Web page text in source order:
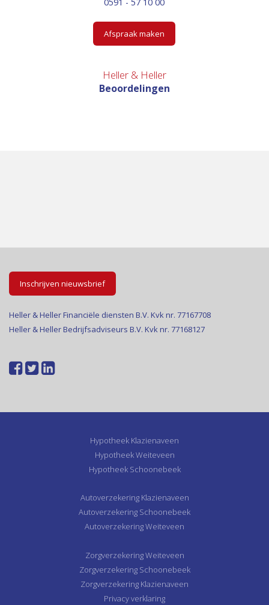
Afspraak maken
Heller & Heller
Beoordelingen
Inschrijven nieuwsbrief
Heller & Heller Financiële diensten B.V. Kvk nr. 77167708
Heller & Heller Bedrijfsadviseurs B.V. Kvk nr. 77168127
Hypotheek Klazienaveen
Hypotheek Weiteveen
Hypotheek Schoonebeek
Autoverzekering Klazienaveen
Autoverzekering Schoonebeek
Autoverzekering Weiteveen
Zorgverzekering Weiteveen
Zorgverzekering Schoonebeek
Zorgverzekering Klazienaveen
Privacy verklaring